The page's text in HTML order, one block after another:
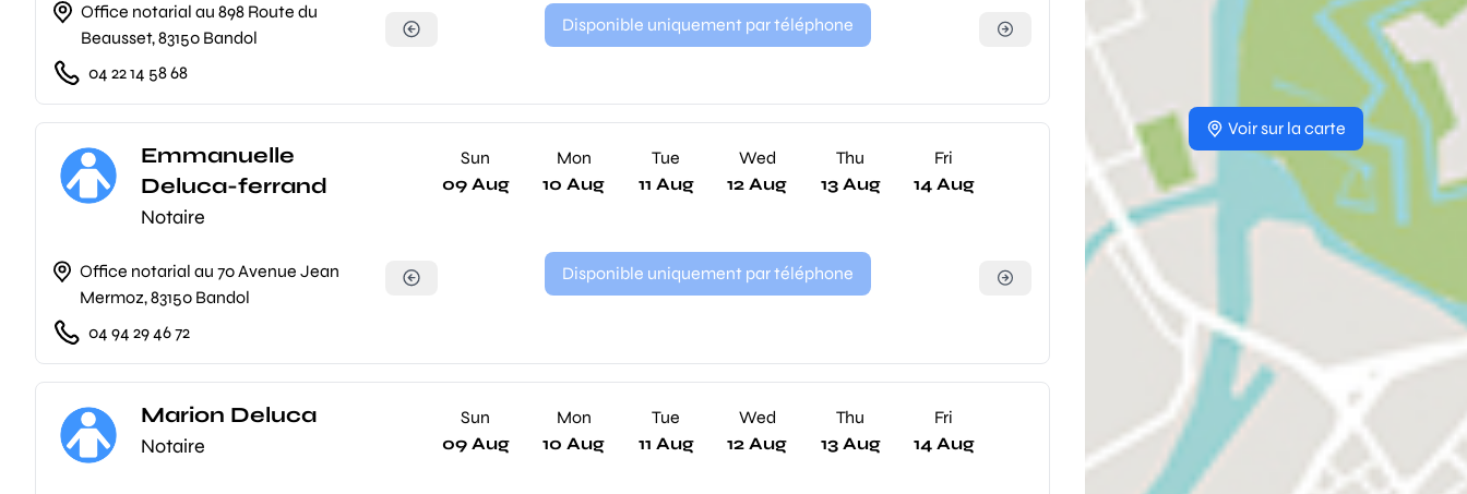
Office notarial au 898 Route du
Beausset, 83150 Bandol
04 22 14 58 68
Disponible uniquement par téléphone
Emmanuelle
Deluca-ferrand
Notaire
Office notarial au 70 Avenue Jean
Mermoz, 83150 Bandol
04 94 29 46 72
Sun
09 Aug
Mon
10 Aug
Tue
11 Aug
Wed
12 Aug
Thu
13 Aug
Fri
14 Aug
Disponible uniquement par téléphone
Marion Deluca
Notaire
Sun
09 Aug
Mon
10 Aug
Tue
11 Aug
Wed
12 Aug
Thu
13 Aug
Fri
14 Aug
Voir sur la carte